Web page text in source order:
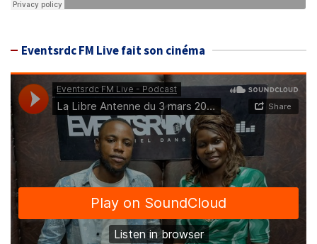
Eventsrdc FM Live fait son cinéma